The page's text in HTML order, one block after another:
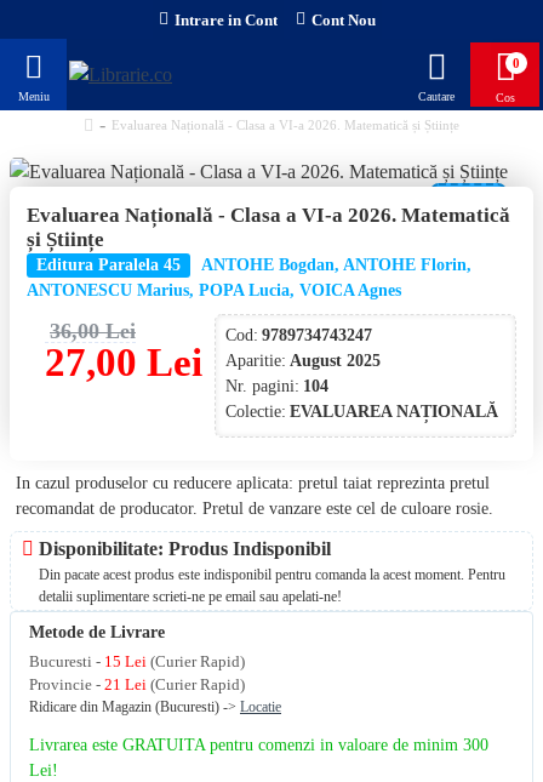
Intrare in Cont Cont Nou
0
Evaluarea Națională - Clasa a VI-a 2026. Matematică și Științe
Evaluarea Națională - Clasa a VI-a 2026. Matematică
și Științe
Editura Paralela 45
ANTOHE Bogdan, ANTOHE Florin,
ANTONESCU Marius, POPA Lucia, VOICA Agnes
27,00 Lei
36,00 Lei Cod: 9789734743247
Aparitie: August 2025
Nr. pagini: 104
Colectie: EVALUAREA NAȚIONALĂ
Metode de Livrare
Bucuresti - 15 Lei (Curier Rapid)
Provincie - 21 Lei (Curier Rapid)
Ridicare din Magazin (Bucuresti) -> Locatie
Livrarea este GRATUITA pentru comenzi in valoare de minim 300
Lei!
In cazul produselor cu reducere aplicata: pretul taiat reprezinta pretul
recomandat de producator. Pretul de vanzare este cel de culoare rosie.
Disponibilitate: Produs Indisponibil
Din pacate acest produs este indisponibil pentru comanda la acest moment. Pentru
detalii suplimentare scrieti-ne pe email sau apelati-ne!